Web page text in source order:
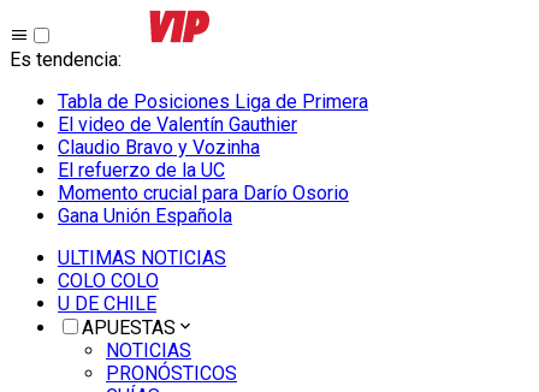
Es tendencia:
Tabla de Posiciones Liga de Primera
El video de Valentín Gauthier
Claudio Bravo y Vozinha
El refuerzo de la UC
Momento crucial para Darío Osorio
Gana Unión Española
ULTIMAS NOTICIAS
COLO COLO
U DE CHILE
APUESTAS
NOTICIAS
PRONÓSTICOS